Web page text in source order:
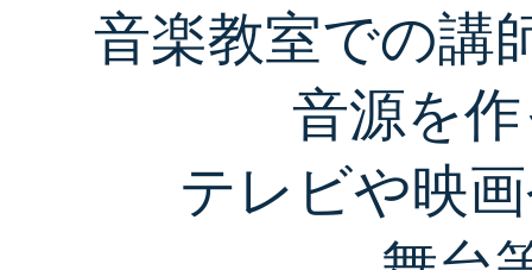
音楽教室での講
音源を
テレビや映